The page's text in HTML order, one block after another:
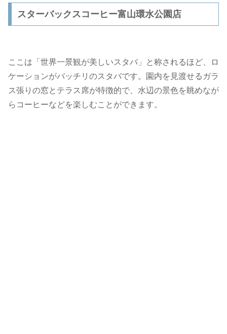
スターバックスコーヒー富山環水公園店
ここは「世界一景観が美しいスタバ」と称されるほど、ロ
ケーションがバッチリのスタバです。園内を見渡せるガラ
ス張りの窓とテラス席が特徴的で、水辺の景色を眺めなが
らコーヒーなどを楽しむことができます。